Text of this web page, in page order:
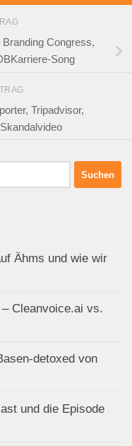
Congress,
Song
Tripadvisor,
Ähms und wie wir
Cleanvoice.ai vs.
detoxed von
und die Episode